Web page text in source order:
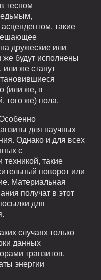
тесном
такие
дружеские или
же будут исполнены
же станут
(или же, в
того же) пола.
для научных
Однако и для всех
с
техникой, такие
поворот или
Материальная
получат в этот
для
случаях только
данных
транзитов,
энергии